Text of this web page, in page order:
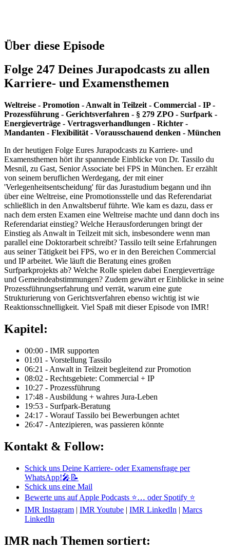
Über diese Episode
Folge 247 Deines Jurapodcasts zu allen
Karriere- und Examensthemen
Weltreise - Promotion - Anwalt in Teilzeit - Commercial - IP -
Prozessführung - Gerichtsverfahren - § 279 ZPO - Surfpark -
Energieverträge - Vertragsverhandlungen - Richter -
Mandanten - Flexibilität - Vorausschauend denken - München
In der heutigen Folge Eures Jurapodcasts zu Karriere- und
Examensthemen hört ihr spannende Einblicke von Dr. Tassilo du
Mesnil, zu Gast, Senior Associate bei FPS in München. Er erzählt
von seinem beruflichen Werdegang, der mit einer
'Verlegenheitsentscheidung' für das Jurastudium begann und ihn
über eine Weltreise, eine Promotionsstelle und das Referendariat
schließlich in den Anwaltsberuf führte. Wie kam es dazu, dass er
nach dem ersten Examen eine Weltreise machte und dann doch ins
Referendariat einstieg? Welche Herausforderungen bringt der
Einstieg als Anwalt in Teilzeit mit sich, insbesondere wenn man
parallel eine Doktorarbeit schreibt? Tassilo teilt seine Erfahrungen
aus seiner Tätigkeit bei FPS, wo er in den Bereichen Commercial
und IP arbeitet. Wie läuft die Beratung eines großen
Surfparkprojekts ab? Welche Rolle spielen dabei Energieverträge
und Gemeindeabstimmungen? Zudem gewährt er Einblicke in seine
Prozessführungserfahrung und verrät, warum eine gute
Strukturierung von Gerichtsverfahren ebenso wichtig ist wie
Reaktionsschnelligkeit. Viel Spaß mit dieser Episode von IMR!
Kapitel:
00:00 - IMR supporten
01:01 - Vorstellung Tassilo
06:21 - Anwalt in Teilzeit begleitend zur Promotion
08:02 - Rechtsgebiete: Commercial + IP
10:27 - Prozessführung
17:48 - Ausbildung + wahres Jura-Leben
19:53 - Surfpark-Beratung
24:17 - Worauf Tassilo bei Bewerbungen achtet
26:47 - Antezipieren, was passieren könnte
Kontakt & Follow:
Schick uns Deine Karriere- oder Examensfrage per
WhatsApp!🎤📝
Schick uns eine Mail
Bewerte uns auf Apple Podcasts ⭐… oder Spotify ⭐
IMR Instagram | IMR Youtube | IMR LinkedIn | Marcs
LinkedIn
IMR nach Themen sortiert: